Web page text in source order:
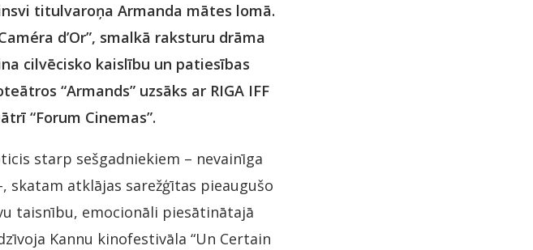
titulvaroņa Armanda mātes lomā.
d’Or”, smalkā raksturu drāma
cilvēcisko kaislību un patiesības
“Armands” uzsāks ar RIGA IFF
“Forum Cinemas”.
starp sešgadniekiem – nevainīga
skatam atklājas sarežģītas pieaugušo
taisnību, emocionāli piesātinātajā
Kannu kinofestivāla “Un Certain